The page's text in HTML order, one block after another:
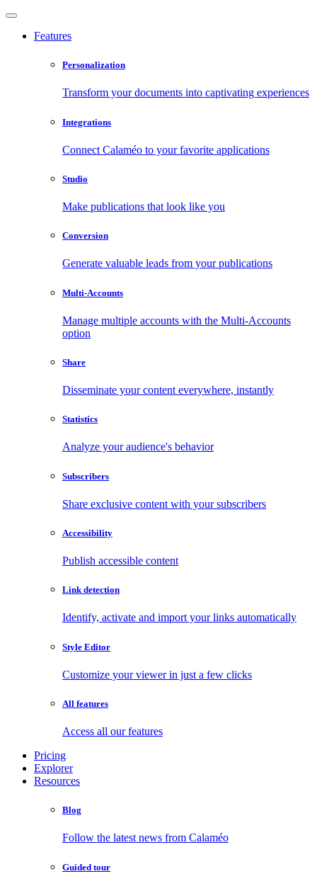
Features
Personalization
Transform your documents into captivating experiences
Integrations
Connect Calaméo to your favorite applications
Studio
Make publications that look like you
Conversion
Generate valuable leads from your publications
Multi-Accounts
Manage multiple accounts with the Multi-Accounts
option
Share
Disseminate your content everywhere, instantly
Statistics
Analyze your audience's behavior
Subscribers
Share exclusive content with your subscribers
Accessibility
Publish accessible content
Link detection
Identify, activate and import your links automatically
Style Editor
Customize your viewer in just a few clicks
All features
Access all our features
Pricing
Explorer
Resources
Blog
Follow the latest news from Calaméo
Guided tour